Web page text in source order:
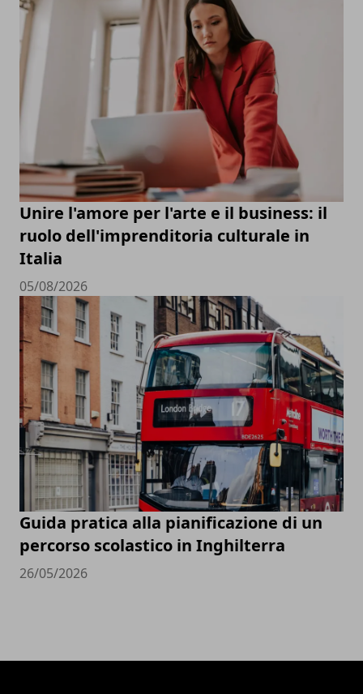
Unire l'amore per l'arte e il business: il
ruolo dell'imprenditoria culturale in
Italia
05/08/2026
Guida pratica alla pianificazione di un
percorso scolastico in Inghilterra
26/05/2026